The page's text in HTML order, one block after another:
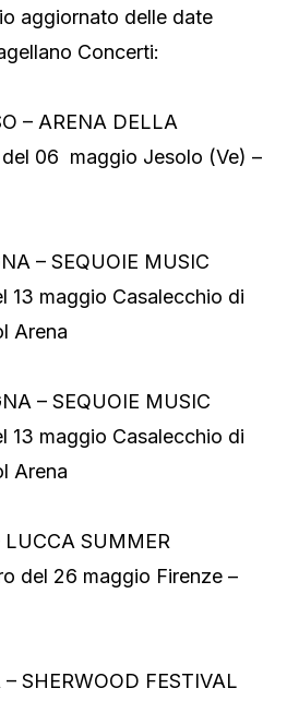
aggiornato delle date
Concerti:
– ARENA DELLA
06 maggio Jesolo (Ve) –
– SEQUOIE MUSIC
13 maggio Casalecchio di
Arena
– SEQUOIE MUSIC
13 maggio Casalecchio di
Arena
SUMMER
del 26 maggio Firenze –
SHERWOOD FESTIVAL